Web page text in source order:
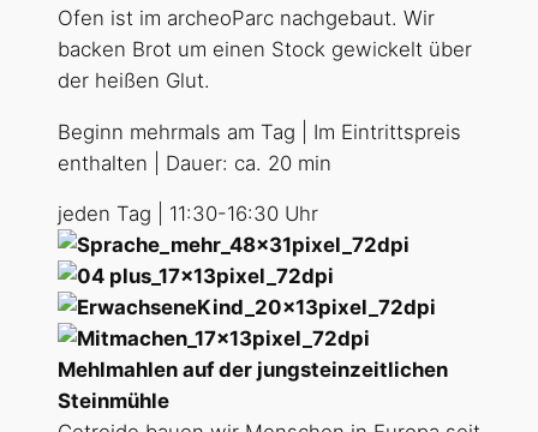
Ofen ist im archeoParc nachgebaut. Wir
backen Brot um einen Stock gewickelt über
der heißen Glut.
Beginn mehrmals am Tag | Im Eintrittspreis
enthalten | Dauer: ca. 20 min
jeden Tag | 11:30-16:30 Uhr
Mehlmahlen auf der jungsteinzeitlichen
Steinmühle